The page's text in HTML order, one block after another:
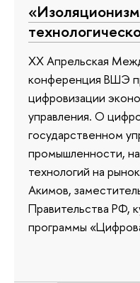
XX Апрельская
конференция ВШЭ
цифровизации
управления. О
государственном
промышленности,
технологий на
Акимов,
Правительства РФ,
программы